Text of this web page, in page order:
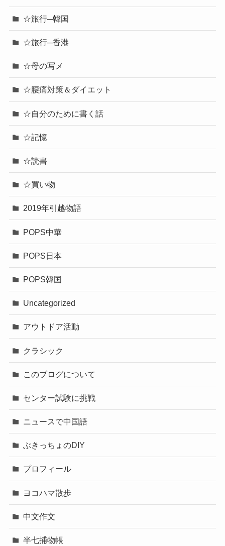
☆旅行─韓国
☆旅行─香港
☆母の写メ
☆腰痛対策＆ダイエット
☆自分のために書く話
☆記憶
☆読書
☆買い物
2019年引越物語
POPS中華
POPS日本
POPS韓国
Uncategorized
アウトドア活動
クラシック
このブログについて
センター試験に挑戦
ニュースで中国語
ぶきっちょのDIY
プロフィール
ヨコハマ散歩
中文作文
半七捕物帳